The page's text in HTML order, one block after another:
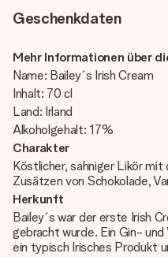
Geschenkdaten
Mehr Informationen über
Name: Bailey´s Irish Cream
Inhalt: 70 cl
Land: Irland
Alkoholgehalt: 17%
Charakter
Köstlicher, sahniger Likör
Zusätzen von Schokolade,
Herkunft
Bailey´s war der erste Irish
gebracht wurde. Ein Gin-
ein typisch Irisches Produkt